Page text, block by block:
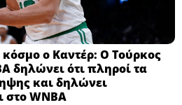
ο Καντέρ: Ο Τούρκος
δηλώνει ότι πληροί τα
και δηλώνει
στο WNBA